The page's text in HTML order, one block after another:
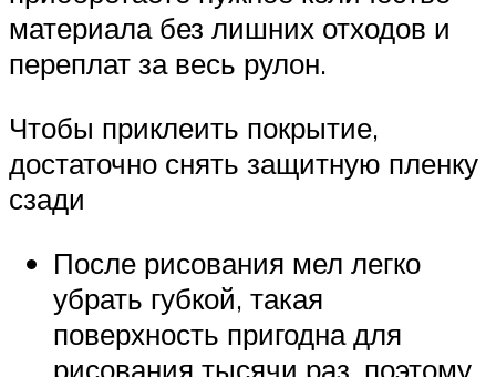
материала без лишних отходов и
переплат за весь рулон.
Чтобы приклеить покрытие,
достаточно снять защитную пленку
сзади
После рисования мел легко
убрать губкой, такая
поверхность пригодна для
рисования тысячи раз, поэтому